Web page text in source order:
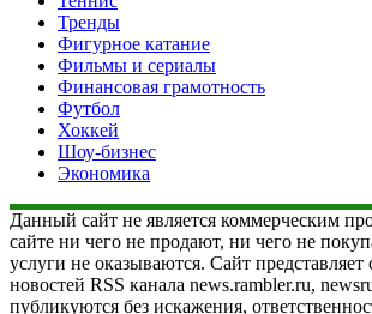
Тренды
Фигурное катание
Фильмы и сериалы
Финансовая грамотность
Футбол
Хоккей
Шоу-бизнес
Экономика
Данный сайт не является коммерческим
сайте ни чего не продают, ни чего не
услуги не оказываются. Сайт представляет
новостей RSS канала news.rambler.ru,
публикуются без искажения,